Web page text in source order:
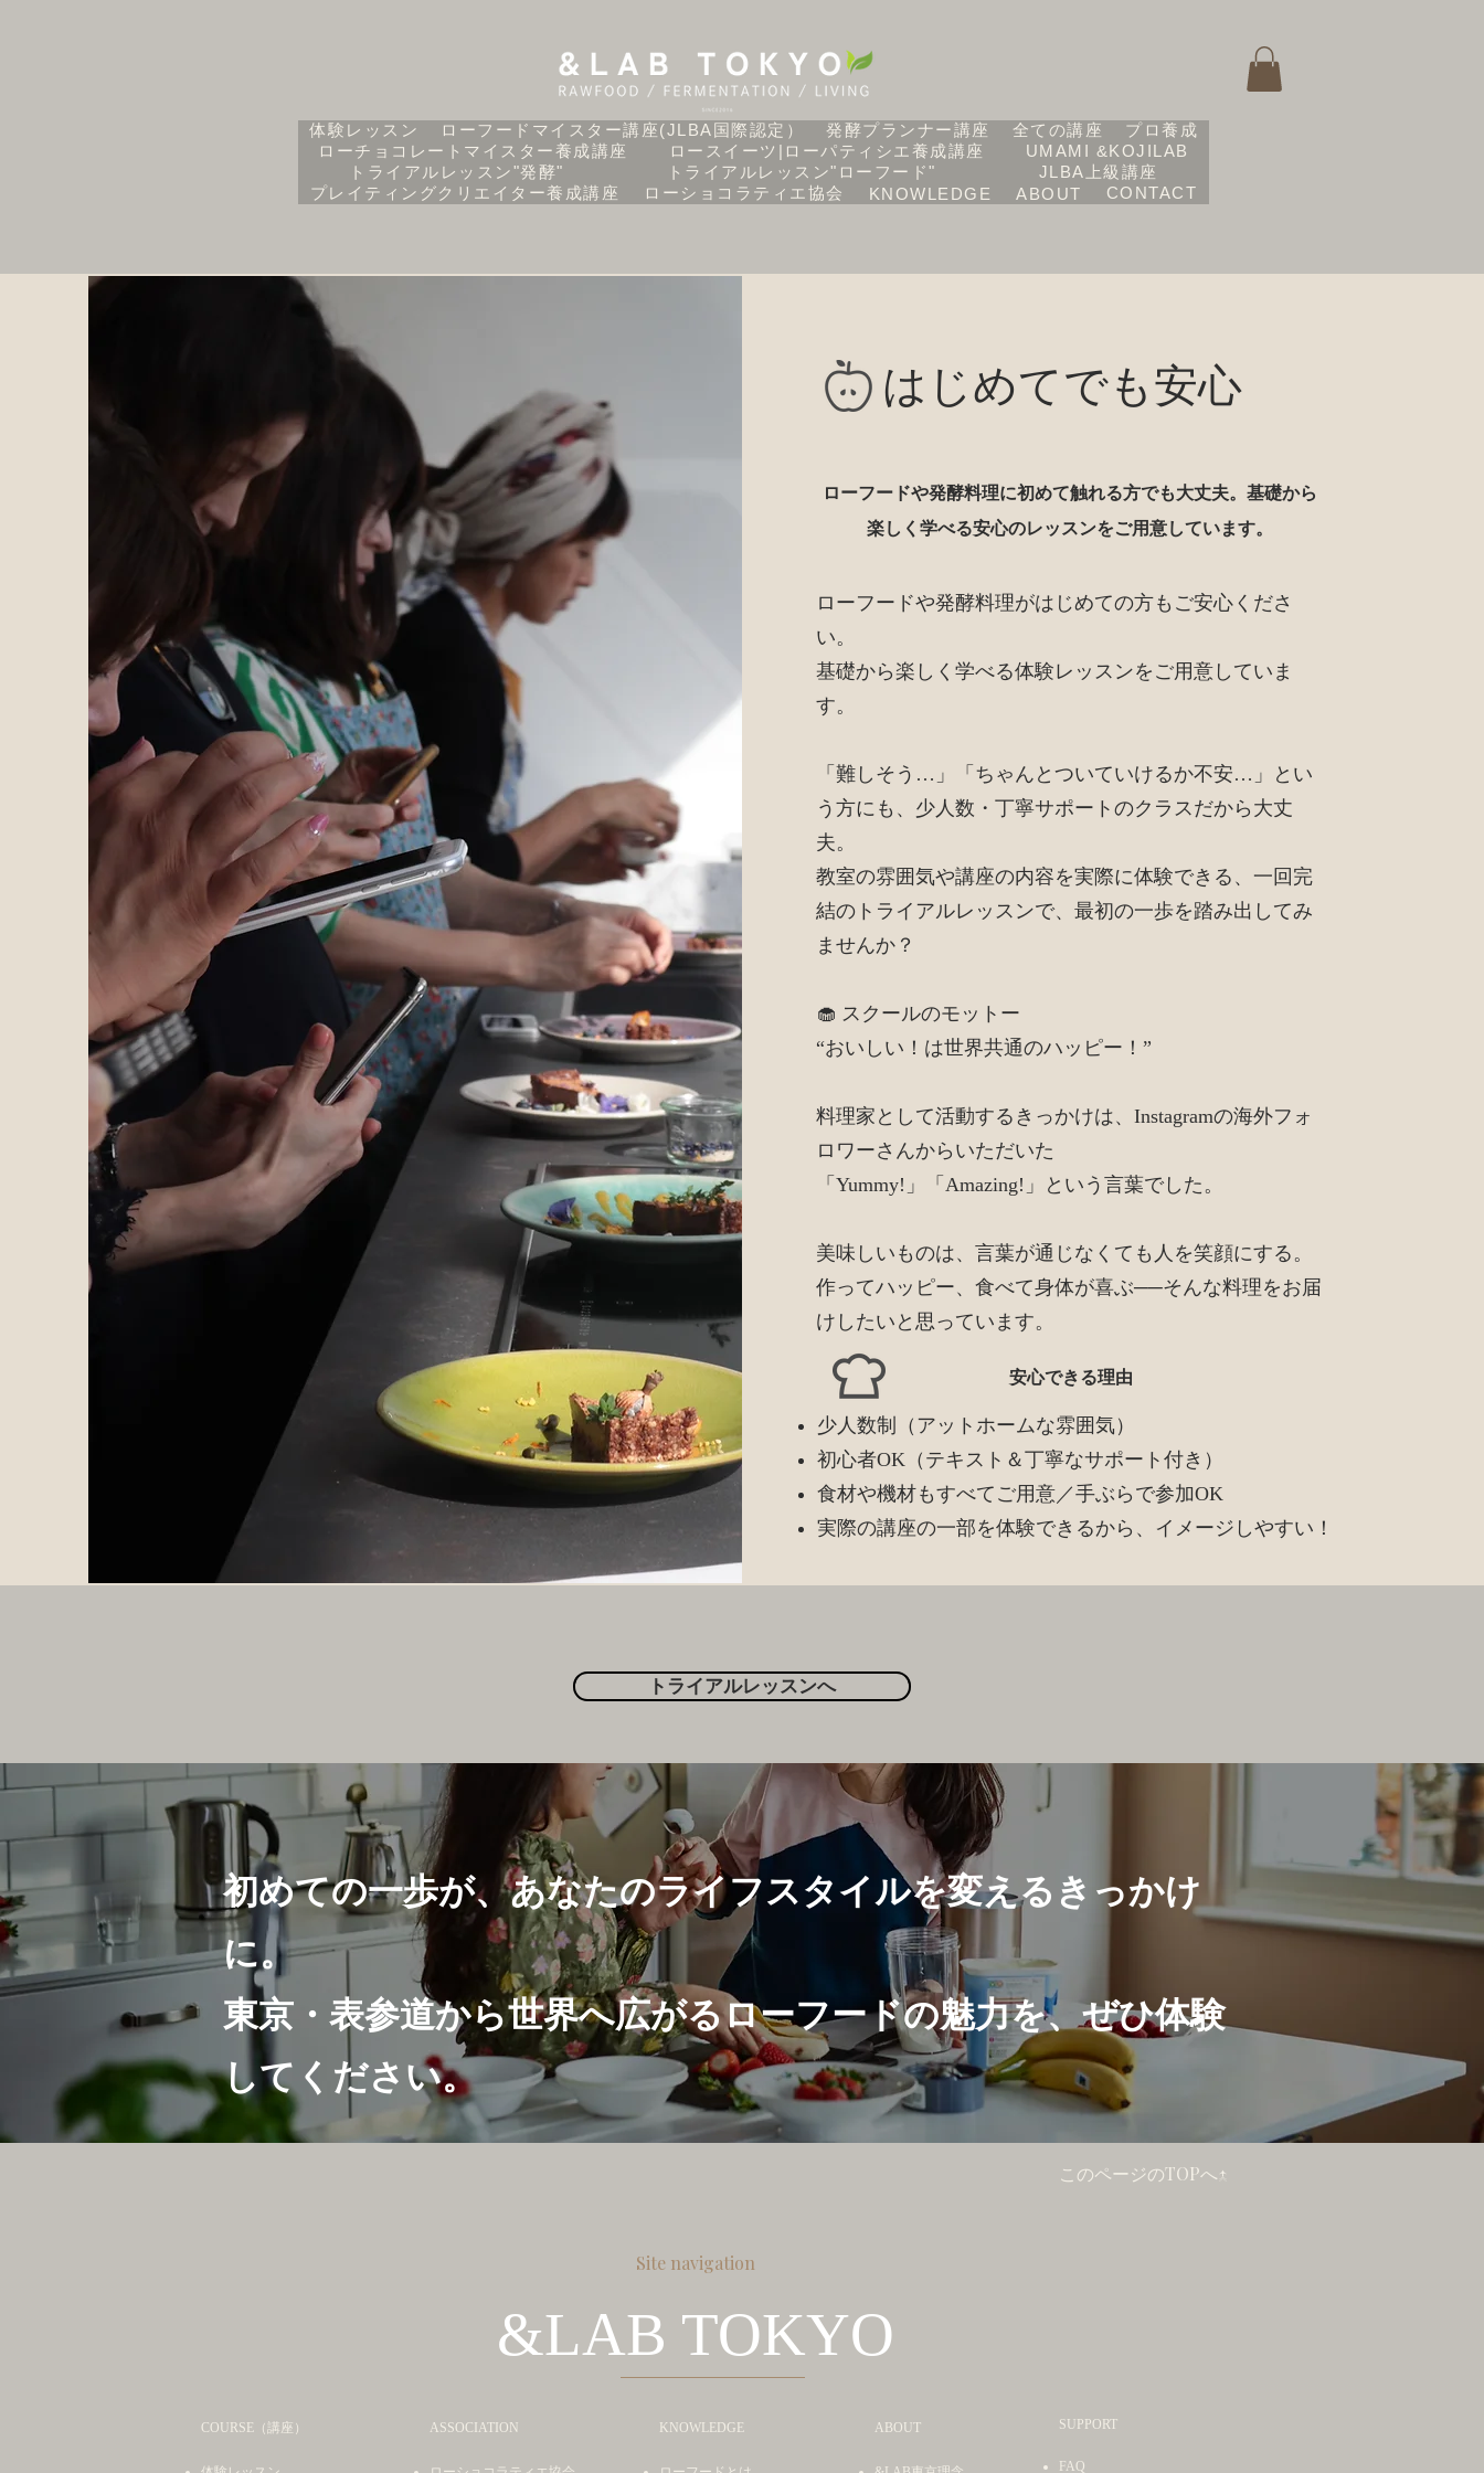
体験レッスン ローフードマイスター講座(JLBA国際認定） 発酵プランナー講座 全ての講座
プロ養成
ローチョコレートマイスター養成講座
ロースイーツ|ローパティシエ養成講座
UMAMI &KOJILAB
トライアルレッスン"発酵"
トライアルレッスン"ローフード"
JLBA上級講座
プレイティングクリエイター養成講座
ローショコラティエ協会 KNOWLEDGE ABOUT CONTACT
はじめてでも安心
ローフードや発酵料理に初めて触れる方でも大丈夫。基礎から
楽しく学べる安心のレッスンをご用意しています。
ローフードや発酵料理がはじめての方もご安心くださ
い。
基礎から楽しく学べる体験レッスンをご用意していま
す。
「難しそう…」「ちゃんとついていけるか不安…」とい
う方にも、少人数・丁寧サポートのクラスだから大丈
夫。
教室の雰囲気や講座の内容を実際に体験できる、一回完
結のトライアルレッスンで、最初の一歩を踏み出してみ
ませんか？
🧁 スクールのモットー
“おいしい！は世界共通のハッピー！”
料理家として活動するきっかけは、Instagramの海外フォ
ロワーさんからいただいた
「Yummy!」「Amazing!」という言葉でした。
美味しいものは、言葉が通じなくても人を笑顔にする。
作ってハッピー、食べて身体が喜ぶ──そんな料理をお届
けしたいと思っています。
安心できる理由
少人数制（アットホームな雰囲気）
初心者OK（テキスト＆丁寧なサポート付き）
食材や機材もすべてご用意／手ぶらで参加OK
実際の講座の一部を体験できるから、イメージしやすい！
トライアルレッスンへ
初めての一歩が、あなたのライフスタイルを変えるきっかけ
に。
東京・表参道から世界へ広がるローフードの魅力を、ぜひ体験
してください。
このページのTOPへ↑
Site navigation
&LAB TOKYO
COURSE（講座） ASSOCIATION KNOWLEDGE ABOUT SUPPORT
FAQ